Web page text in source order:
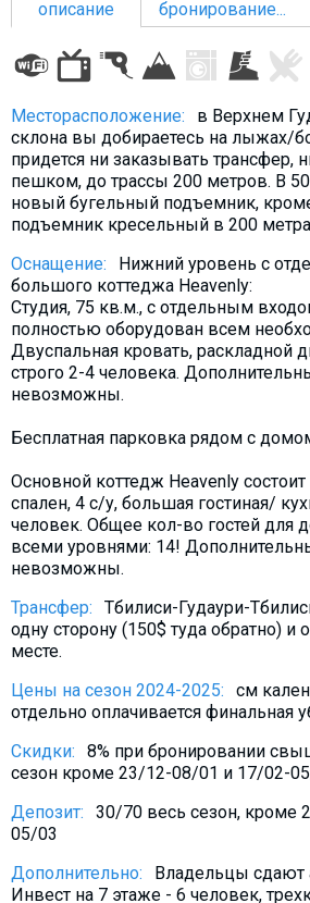
описание
бронирование...
Месторасположение:
в Верхнем
склона вы добираетесь на лыжах/
придется ни заказывать трансфер,
пешком, до трассы 200 метров. В
новый бугельный подъемник,
подъемник кресельный в 200
Оснащение:
Нижний уровень с
большого коттеджа Heavenly:
Студия, 75 кв.м., с отдельным
полностью оборудован всем
Двуспальная кровать, раскладной
строго 2-4 человека.
невозможны.
Бесплатная парковка рядом с
Основной коттедж Heavenly
спален, 4 с/у, большая гостиная/
человек. Общее кол-во гостей для
всеми уровнями: 14!
невозможны.
Трансфер:
Тбилиси-Гудаури-
одну сторону (150$ туда обратно) и
месте.
Цены на сезон 2024-2025:
см
отдельно оплачивается финальная
Скидки:
8% при бронировании
сезон кроме 23/12-08/01 и 17/02-
Депозит:
30/70 весь сезон, кроме
05/03
Дополнительно:
Владельцы сдают
Инвест на 7 этаже - 6 человек,
ПРОЖИВАНИЕ
Квартиры
Коттеджи
Отели
Горячие предложения
Долгосрочная аренда
Казбеги
Другое
ГРУЗИЯ
О Грузии
Визы и Документы
Что пить?
Деньги
Мобильная связь
Галерея
Отчеты